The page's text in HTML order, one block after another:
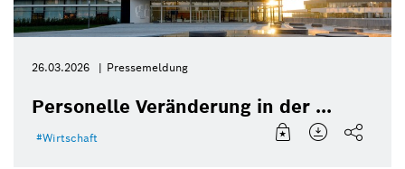
26.03.2026 Pressemeldung
Personelle Veränderung in der ...
Wirtschaft